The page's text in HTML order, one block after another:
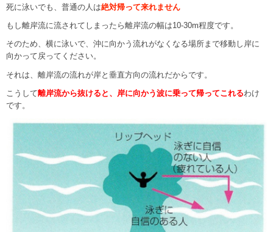
死に泳いでも、普通の人は絶対帰って来れません
もし離岸流に流されてしまったら離岸流の幅は10-30m程度です。
そのため、横に泳いで、沖に向かう流れがなくなる場所まで移動し岸に
向かって戻ってください。
それは、離岸流の流れが岸と垂直方向の流れだからです。
こうして離岸流から抜けると、岸に向かう波に乗って帰ってこれるわけ
です。